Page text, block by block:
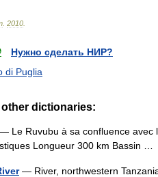
2010
Нужно сделать НИР?
di Puglia
other dictionaries:
— Le Ruvubu à sa confluence avec
Longueur 300 km Bassin …
— River, northwestern